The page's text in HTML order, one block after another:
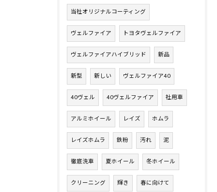
当社オリジナルコーティング
ヴェルファイア トヨタヴェルファイア
ヴェルファイアハイブリッド 新品
新型 新しい ヴェルファイア40
40ヴェル 40ヴェルファイア 社用車
アルミホイール レイズ ホムラ
レイズホムラ 鉄粉 汚れ 泥
徹底洗車 夏ホイール 冬ホイール
クリーニング 輝き 春に向けて